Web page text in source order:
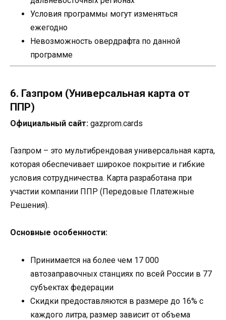
Условия программы могут изменяться
ежегодно
Невозможность овердрафта по данной
программе
6. Газпром (Универсальная карта от
ППР)
Официальный сайт: gazprom.cards
Газпром – это мультибрендовая универсальная карта,
которая обеспечивает широкое покрытие и гибкие
условия сотрудничества. Карта разработана при
участии компании ППР (Передовые Платежные
Решения).
Основные особенности:
Принимается на более чем 17 000
автозаправочных станциях по всей России в 77
субъектах федерации
Скидки предоставляются в размере до 16% с
каждого литра, размер зависит от объема